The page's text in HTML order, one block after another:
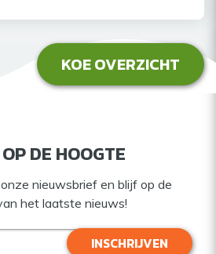
KOE OVERZICHT
DE HOOGTE
nieuwsbrief en blijf op de
het laatste nieuws!
INSCHRIJVEN